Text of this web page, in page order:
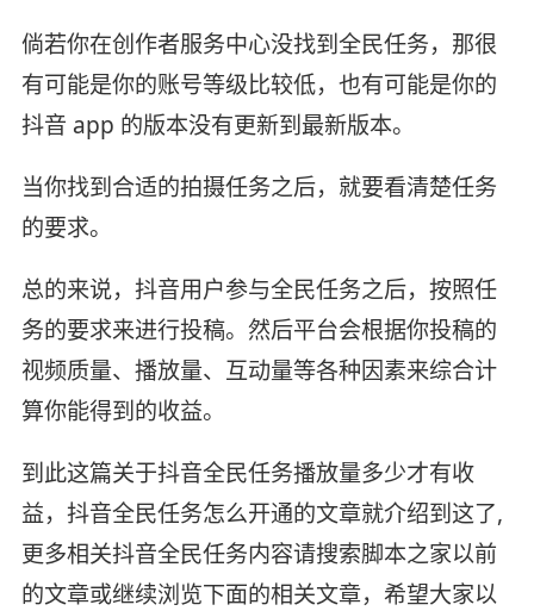
倘若你在创作者服务中心没找到全民任务，那很
有可能是你的账号等级比较低，也有可能是你的
抖音 app 的版本没有更新到最新版本。
当你找到合适的拍摄任务之后，就要看清楚任务
的要求。
总的来说，抖音用户参与全民任务之后，按照任
务的要求来进行投稿。然后平台会根据你投稿的
视频质量、播放量、互动量等各种因素来综合计
算你能得到的收益。
到此这篇关于抖音全民任务播放量多少才有收
益，抖音全民任务怎么开通的文章就介绍到这了,
更多相关抖音全民任务内容请搜索脚本之家以前
的文章或继续浏览下面的相关文章，希望大家以